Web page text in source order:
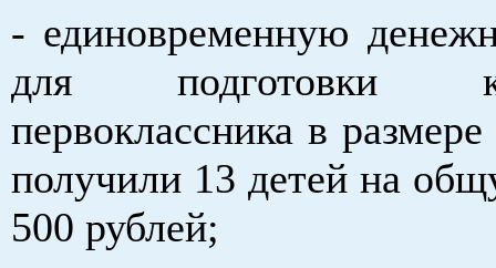
- единовременную
для подготовки
первоклассника в
получили 13 детей на
500 рублей;